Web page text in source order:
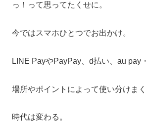
っ！って思ってたくせに。
今ではスマホひとつでお出かけ。
LINE PayやPayPay、d払い、au pay
場所やポイントによって使い分けまく
時代は変わる。